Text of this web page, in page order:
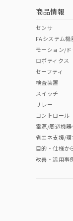
中国 RoHS表
Pb
"対応済み"
非含有品が
商品情報
センサ
FAシステム機
モーション/
ロボティクス
セーフティ
検査装置
スイッチ
リレー
コントロール
電源/周辺機器
省エネ支援/
目的・仕様か
改善・活用事